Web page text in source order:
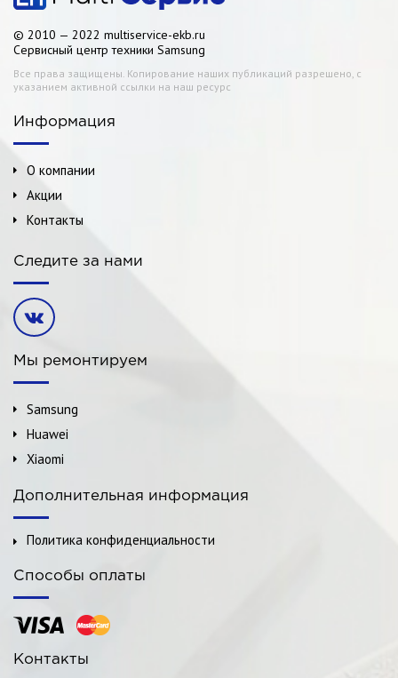
© 2010 — 2022 multiservice-ekb.ru
Сервисный центр техники Samsung
Все права защищены. Копирование наших публикаций разрешено, с
указанием активной ссылки на наш ресурс
Информация
О компании
Акции
Контакты
Следите за нами
Мы ремонтируем
Samsung
Huawei
Xiaomi
Дополнительная информация
Политика конфиденциальности
Способы оплаты
Контакты